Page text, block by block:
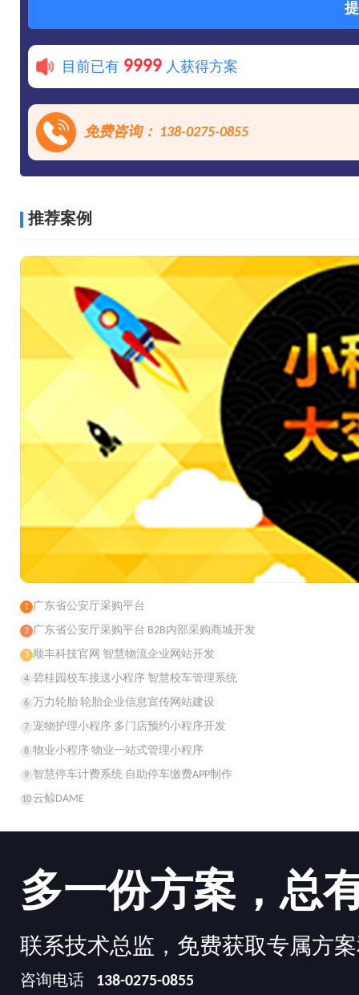
目前已有 9999 人获得方案
免费咨询： 138-0275-0855
推荐案例
1 广东省公安厅采购平台
2 广东省公安厅采购平台 B2B内部采购商城开发
3 顺丰科技官网 智慧物流企业网站开发
4 碧桂园校车接送小程序 智慧校车管理系统
6 万力轮胎 轮胎企业信息宣传网站建设
7 宠物护理小程序 多门店预约小程序开发
8 物业小程序 物业一站式管理小程序
9 智慧停车计费系统 自助停车缴费APP制作
10 云鲸DAME
多一份方案，总
联系技术总监，免费获取专属方
咨询电话 138-0275-0855